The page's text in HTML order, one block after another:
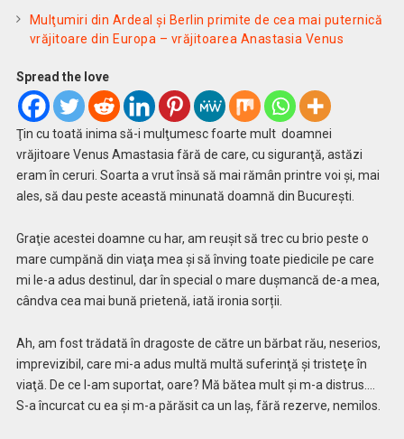
Mulţumiri din Ardeal și Berlin primite de cea mai puternică
vrăjitoare din Europa – vrăjitoarea Anastasia Venus
Spread the love
Ţin cu toată inima să-i mulţumesc foarte mult doamnei
vrăjitoare Venus Amastasia fără de care, cu siguranţă, astăzi
eram în ceruri. Soarta a vrut însă să mai rămân printre voi și, mai
ales, să dau peste această minunată doamnă din București.
Graţie acestei doamne cu har, am reuşit să trec cu brio peste o
mare cumpănă din viaţa mea şi să înving toate piedicile pe care
mi le-a adus destinul, dar în special o mare dușmancă de-a mea,
cândva cea mai bună prietenă, iată ironia sorții.
Ah, am fost trădată în dragoste de către un bărbat rău, neserios,
imprevizibil, care mi-a adus multă multă suferinţă şi tristeţe în
viaţă. De ce l-am suportat, oare? Mă bătea mult şi m-a distrus….
S-a încurcat cu ea și m-a părăsit ca un laș, fără rezerve, nemilos.